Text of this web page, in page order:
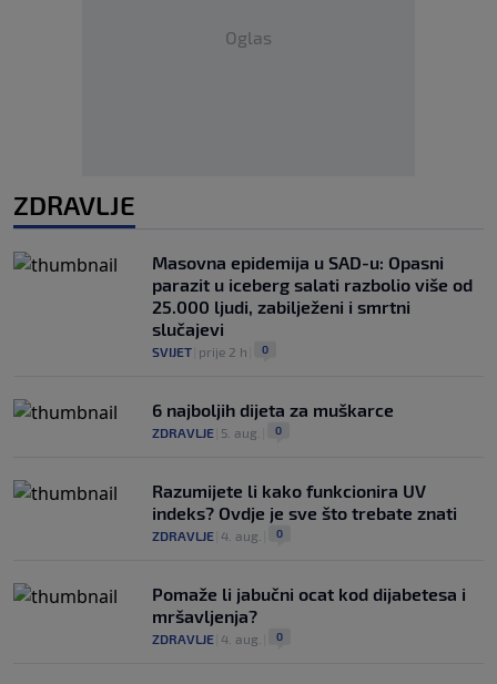
Oglas
ZDRAVLJE
Masovna epidemija u SAD-u: Opasni
parazit u iceberg salati razbolio više od
25.000 ljudi, zabilježeni i smrtni
slučajevi
SVIJET prije 2 h 0
6 najboljih dijeta za muškarce
ZDRAVLJE 5. aug. 0
Razumijete li kako funkcionira UV
indeks? Ovdje je sve što trebate znati
ZDRAVLJE 4. aug. 0
Pomaže li jabučni ocat kod dijabetesa i
mršavljenja?
ZDRAVLJE 4. aug. 0